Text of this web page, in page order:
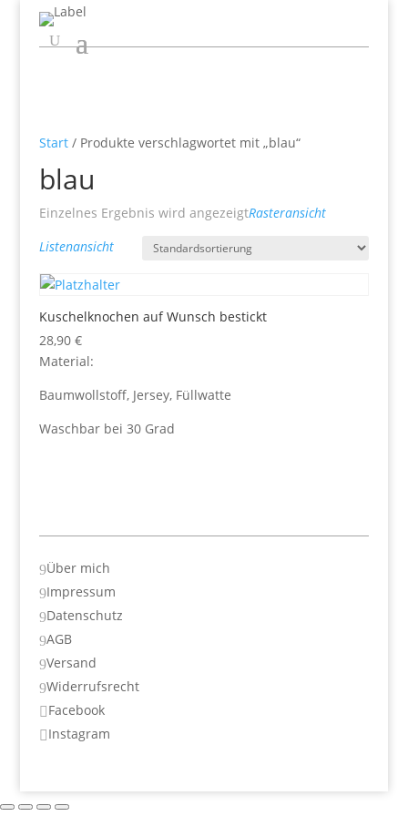
Start/ Produkte verschlagwortet mit „blau“
blau
Einzelnes Ergebnis wird angezeigtRasteransicht
Listenansicht
Kuschelknochen auf Wunsch bestickt
28,90 €
Material:
Baumwollstoff, Jersey, Füllwatte
Waschbar bei 30 Grad
9Über mich
9Impressum
9Datenschutz
9AGB
9Versand
9Widerrufsrecht
 Facebook
 Instagram